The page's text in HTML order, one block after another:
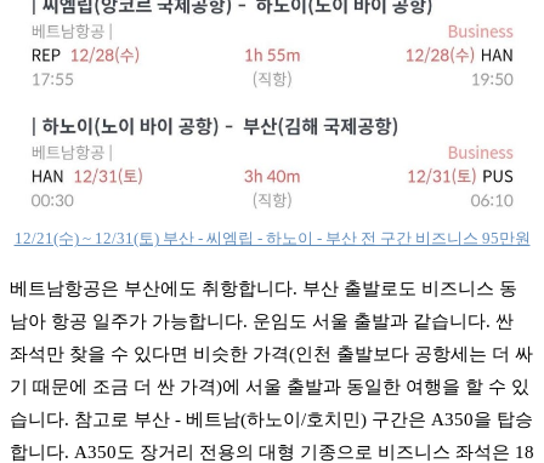
12/21(수) ~ 12/31(토) 부산 - 씨엠립 - 하노이 - 부산 전 구간 비즈니스 95만원
베트남항공은 부산에도 취항합니다. 부산 출발로도 비즈니스 동
남아 항공 일주가 가능합니다. 운임도 서울 출발과 같습니다. 싼
좌석만 찾을 수 있다면 비슷한 가격(인천 출발보다 공항세는 더 싸
기 때문에 조금 더 싼 가격)에 서울 출발과 동일한 여행을 할 수 있
습니다. 참고로 부산 - 베트남(하노이/호치민) 구간은 A350을 탑승
합니다. A350도 장거리 전용의 대형 기종으로 비즈니스 좌석은 18